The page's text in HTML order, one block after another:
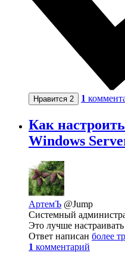
Нравится 2 1
Как
Windows
АртемЪ @Jump
Системный
Это лучше настраивать
Ответ написан более
1 комментарий